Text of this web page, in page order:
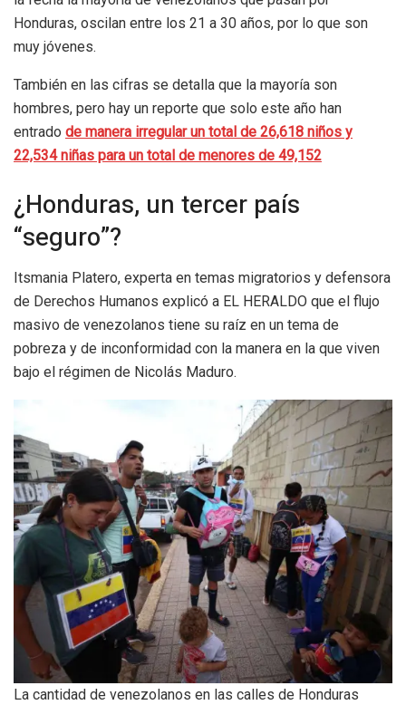
Honduras, oscilan entre los 21 a 30 años, por lo que son
muy jóvenes.
También en las cifras se detalla que la mayoría son
hombres, pero hay un reporte que solo este año han
entrado de manera irregular un total de 26,618 niños y
22,534 niñas para un total de menores de 49,152
¿Honduras, un tercer país
“seguro”?
Itsmania Platero, experta en temas migratorios y defensora
de Derechos Humanos explicó a EL HERALDO que el flujo
masivo de venezolanos tiene su raíz en un tema de
pobreza y de inconformidad con la manera en la que viven
bajo el régimen de Nicolás Maduro.
La cantidad de venezolanos en las calles de Honduras